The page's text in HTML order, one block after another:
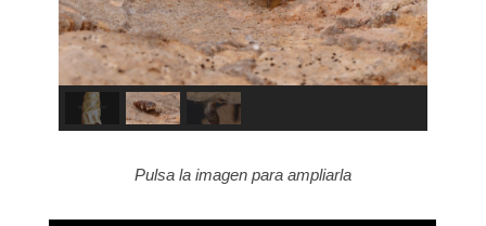
Pulsa la imagen para ampliarla